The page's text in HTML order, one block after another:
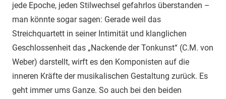
jede Epoche, jeden Stilwechsel gefahrlos überstanden –
man könnte sogar sagen: Gerade weil das
Streichquartett in seiner Intimität und klanglichen
Geschlossenheit das „Nackende der Tonkunst“ (C.M. von
Weber) darstellt, wirft es den Komponisten auf die
inneren Kräfte der musikalischen Gestaltung zurück. Es
geht immer ums Ganze. So auch bei den beiden